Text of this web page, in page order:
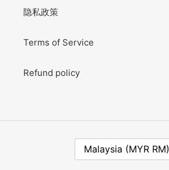
隐私政策
Terms of Service
Refund policy
Malaysia (MYR RM)